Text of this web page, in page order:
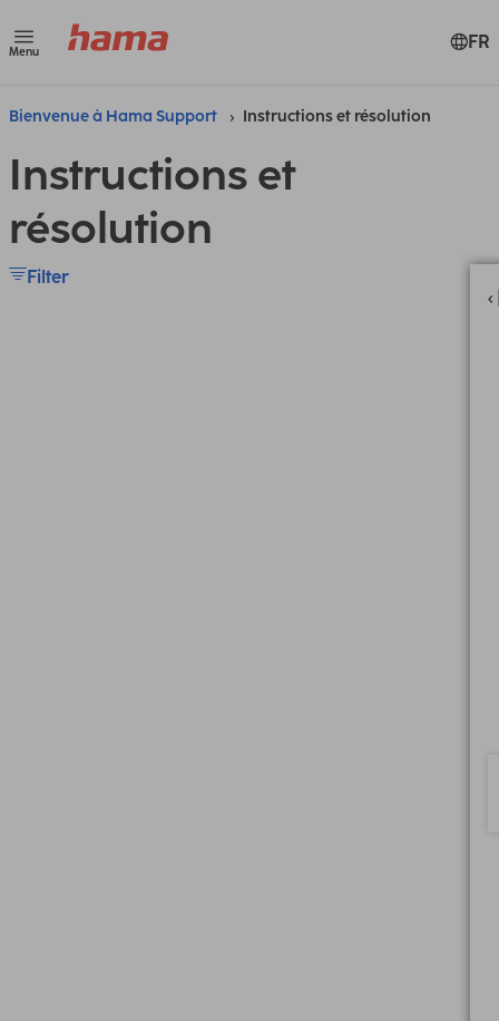
Menu FR
Bienvenue à Hama Support Instructions et résolution
Instructions et
résolution
Filter